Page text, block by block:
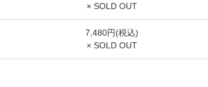
× SOLD OUT
7,480円(税込)
× SOLD OUT